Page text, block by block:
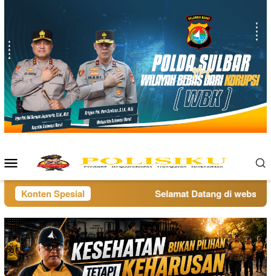
Menu
Mobile
Konten Spesial Selamat Datang di website